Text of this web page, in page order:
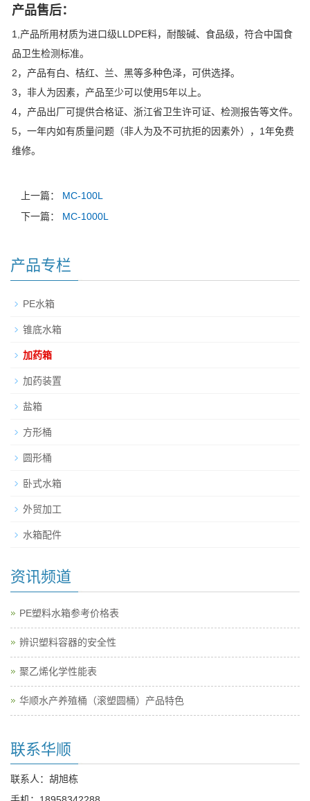
产品售后：
1,产品所用材质为进口级LLDPE料，耐酸碱、食品级，符合中国食
品卫生检测标准。
2，产品有白、桔红、兰、黑等多种色泽，可供选择。
3，非人为因素，产品至少可以使用5年以上。
4，产品出厂可提供合格证、浙江省卫生许可证、检测报告等文件。
5，一年内如有质量问题（非人为及不可抗拒的因素外），1年免费
维修。
上一篇：
MC-100L
下一篇：
MC-1000L
产品专栏
PE水箱
锥底水箱
加药箱
加药装置
盐箱
方形桶
圆形桶
卧式水箱
外贸加工
水箱配件
资讯频道
PE塑料水箱参考价格表
辨识塑料容器的安全性
聚乙烯化学性能表
华顺水产养殖桶（滚塑圆桶）产品特色
联系华顺
联系人：胡旭栋